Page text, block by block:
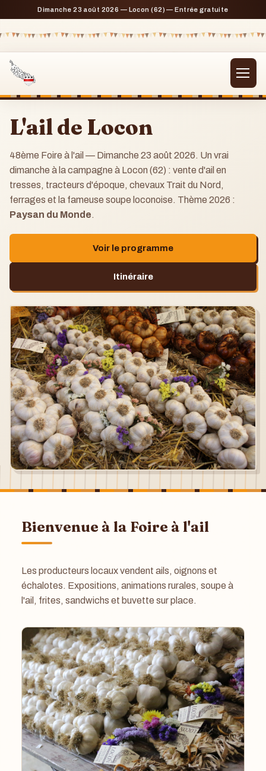
Dimanche 23 août 2026 — Locon (62) — Entrée gratuite
L'ail de Locon
48ème Foire à l'ail — Dimanche 23 août 2026. Un vrai
dimanche à la campagne à Locon (62) : vente d'ail en
tresses, tracteurs d'époque, chevaux Trait du Nord,
ferrages et la fameuse soupe loconoise. Thème 2026 :
Paysan du Monde.
Voir le programme
Itinéraire
Bienvenue à la Foire à l'ail
Les producteurs locaux vendent ails, oignons et
échalotes. Expositions, animations rurales, soupe à
l'ail, frites, sandwichs et buvette sur place.